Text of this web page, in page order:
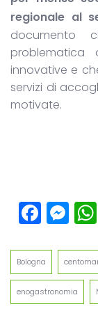
regionale al
documento
problematica
innovative e
servizi di
motivate.
Bologna
enogastronomia